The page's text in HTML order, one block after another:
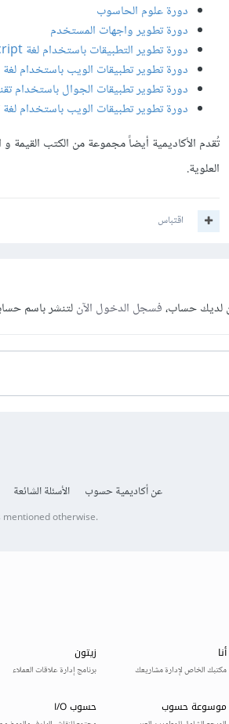
دورة علوم الحاسوب
دورة تطوير واجهات المستخدم
دورة تطوير التطبيقات باستخدام لغة JavaScript
دورة تطوير تطبيقات الويب باستخدام لغة PHP
دورة تطوير تطبيقات الجوال باستخدام
دورة تطوير تطبيقات الويب باستخدام لغة Ruby
تُقدم الأكاديمية أيضاً مجموعة من الكتب القيمة
العلوية.
اقتباس
لديك حساب،فسجل الدخول الآنلتنشر باسم
عن أكاديمية حسوب الأسئلة الشائعة
otherwise.